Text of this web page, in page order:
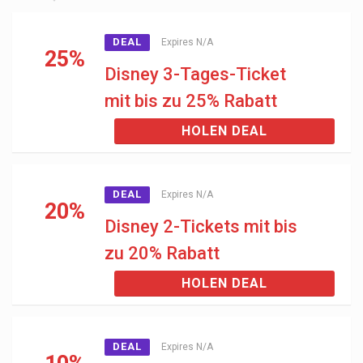
25%
DEAL Expires N/A
Disney 3-Tages-Ticket
mit bis zu 25% Rabatt
HOLEN DEAL
20%
DEAL Expires N/A
Disney 2-Tickets mit bis
zu 20% Rabatt
HOLEN DEAL
DEAL Expires N/A